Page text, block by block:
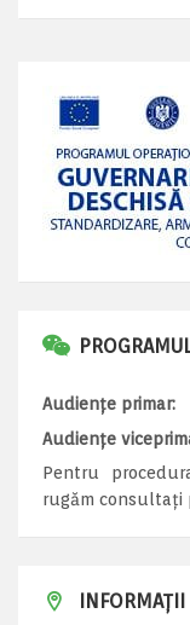
Audiențe primar:
Audiențe
Pentru
rugăm consultați
INFORMAȚII